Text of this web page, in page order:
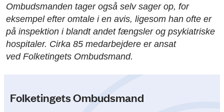
Ombudsmanden tager også selv sager op, for
eksempel efter omtale i en avis, ligesom han ofte er
på inspektion i blandt andet fængsler og psykiatriske
hospitaler. Cirka 85 medarbejdere er ansat
ved Folketingets Ombudsmand.
Folketingets Ombudsmand